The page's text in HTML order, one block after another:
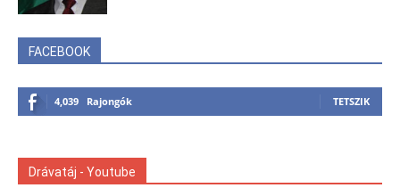
FACEBOOK
4,039 Rajongók TETSZIK
Drávatáj - Youtube